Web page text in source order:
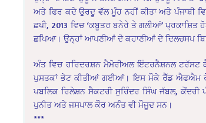
ਅਤੇ ਫਿਰ ਕਦੇ ਉਰਦੂ ਵੱਲ ਮੂੰਹ ਨਹੀਂ ਕੀਤਾ ਅਤੇ ਪੰਜਾਬੀ
ਛਪੀ, 2013 ਵਿਚ ‘ਕਬੂਤਰ ਬਨੇਰੇ ਤੇ ਗਲੀਆਂ’ ਪ੍ਰਕਾਸ਼ਿਤ
ਛਪਿਆ। ਉਨ੍ਹਾਂ ਆਪਣੀਆਂ ਦੋ ਕਹਾਣੀਆਂ ਦੇ ਦਿਲਚਸਪ
ਅੰਤ ਵਿਚ ਹਰਿਦਰਸ਼ਨ ਮੈਮੋਰੀਅਲ ਇੰਟਰਨੈਸ਼ਨਲ ਟਰੱਸਟ
ਪੁਸਤਕਾਂ ਭੇਟ ਕੀਤੀਆਂ ਗਈਆਂ। ਇਸ ਮੌਕੇ ਰੈੱਡ ਐਫਐਮ
ਪਬਲਿਕ ਰਿਲੇਸ਼ਨ ਸੈਕਟਰੀ ਸੁਰਿੰਦਰ ਸਿੰਘ ਜੱਬਲ, ਕੇਂਦਰੀ
ਪੁਨੀਤ ਅਤੇ ਜਸਪਾਲ ਕੌਰ ਅਨੰਤ ਵੀ ਮੌਜੂਦ ਸਨ।
***